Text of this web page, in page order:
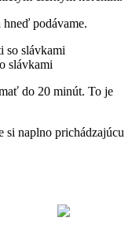
hneď podávame.
slávkami
do 20 minút. To je
si naplno prichádzajúcu